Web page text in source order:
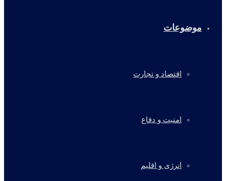
موضوعات
اقتصاد و تجارت
امنیت و دفاع
انرژی و اقلیم